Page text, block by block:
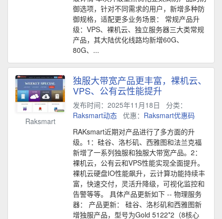
御选项，针对不同需求的用户，新增多种防
御规格，适配更多业务场景： 常规产品升
级：VPS、裸机云、独立服务器三大类常规
产品，其大陆优化线路均新增60G、
80G、...
Raksmart
独服大带宽产品更丰富，裸机云、
VPS、公有云性能提升
发布时间：2025年11月18日
分类：
Raksmart动态 优惠： Raksmart优惠码
RAKsmart近期对产品进行了多方面的升
级。1：硅谷、洛杉矶、西雅图和法兰克福
新增了一系列独服和独服大带宽产品。2：
裸机云，公有云和VPS性能实现全面提升。
裸机云硬盘IO性能飙升，云计算功能持续丰
富，快速交付，灵活升降级，可视化监控和
告警等等。 具体产品更新如下 -- 物理服务
器： 产品更新： 硅谷、洛杉矶和西雅图新
增独服产品，型号为Gold 5122*2（8核心